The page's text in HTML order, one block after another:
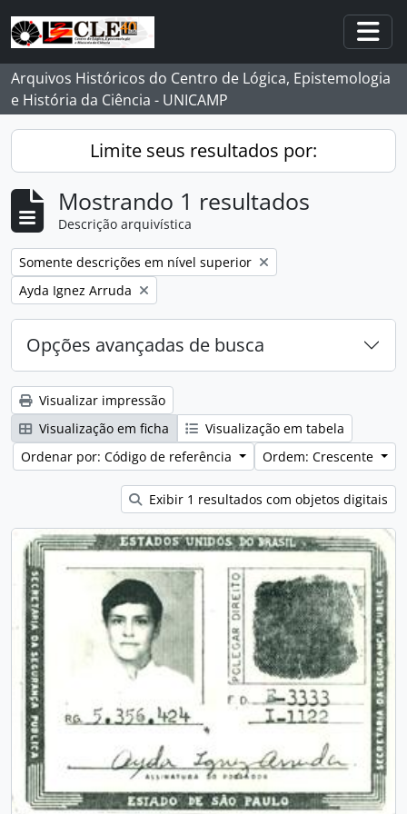
Skip to main content
Arquivos Históricos do Centro de Lógica, Epistemologia
e História da Ciência - UNICAMP
Limite seus resultados por:
Mostrando 1 resultados
Descrição arquivística
Remover filtro:
Somente descrições em nível superior
Remover filtro:
Ayda Ignez Arruda
Opções avançadas de busca
Visualizar impressão
Visualização em ficha
Visualização em tabela
Ordenar por: Código de referência
Ordem: Crescente
Exibir 1 resultados com objetos digitais